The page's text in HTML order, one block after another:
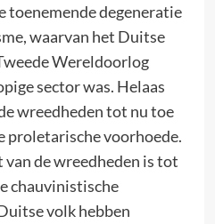
toenemende degeneratie
waarvan het Duitse
Wereldoorlog
sector was. Helaas
wreedheden tot nu toe
proletarische voorhoede.
de wreedheden is tot
chauvinistische
volk hebben